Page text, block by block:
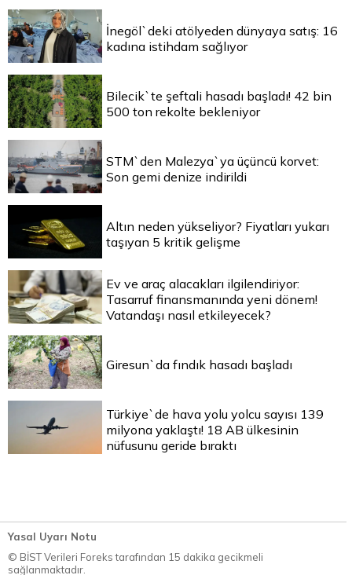
İnegöl`deki atölyeden dünyaya satış: 16
kadına istihdam sağlıyor
Bilecik`te şeftali hasadı başladı! 42 bin
500 ton rekolte bekleniyor
STM`den Malezya`ya üçüncü korvet:
Son gemi denize indirildi
Altın neden yükseliyor? Fiyatları yukarı
taşıyan 5 kritik gelişme
Ev ve araç alacakları ilgilendiriyor:
Tasarruf finansmanında yeni dönem!
Vatandaşı nasıl etkileyecek?
Giresun`da fındık hasadı başladı
Türkiye`de hava yolu yolcu sayısı 139
milyona yaklaştı! 18 AB ülkesinin
nüfusunu geride bıraktı
Yasal Uyarı Notu
© BİST Verileri Foreks tarafından 15 dakika gecikmeli
sağlanmaktadır.